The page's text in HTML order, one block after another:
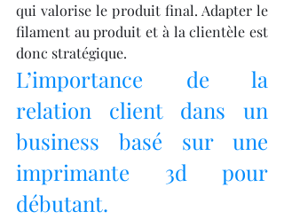
qui valorise le produit final. Adapter le
filament au produit et à la clientèle est
donc stratégique.
L’importance de la
relation client dans un
business basé sur une
imprimante 3d pour
débutant.